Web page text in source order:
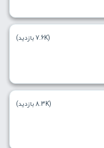
(7.6K بازدید)
(8.3K بازدید)